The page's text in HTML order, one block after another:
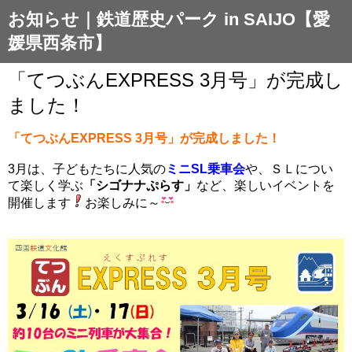
お知らせ｜鉄道歴史パーク in SAIJO【愛
媛県西条市】
「てつぶんEXPRESS 3月号」が完成し
ました！
「てつぶんEXPRESS 3月号」が完成しました！
3月は、子どもたちに人気のミニSL乗車会や、ＳＬについ
て楽しく学ぶ 「シゴナナぷらす」 など、楽しいイベントを
開催します
お楽しみに～